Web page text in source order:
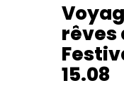
rêves
15.08